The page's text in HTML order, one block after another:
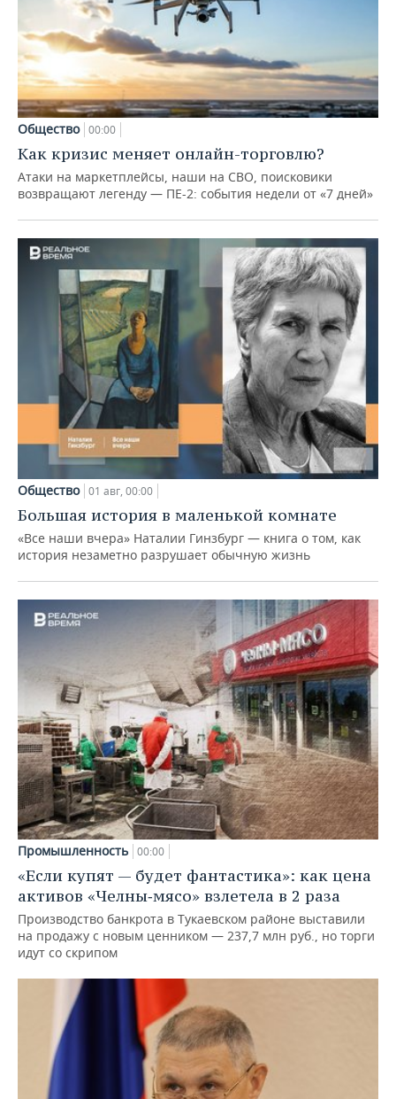
Общество 00:00
Как кризис меняет онлайн-торговлю?
Атаки на маркетплейсы, наши на СВО, поисковики
возвращают легенду — ПЕ-2: события недели от «7 дней»
Общество 01 авг, 00:00
Большая история в маленькой комнате
«Все наши вчера» Наталии Гинзбург — книга о том, как
история незаметно разрушает обычную жизнь
Промышленность 00:00
«Если купят — будет фантастика»: как цена
активов «Челны‑мясо» взлетела в 2 раза
Производство банкрота в Тукаевском районе выставили
на продажу с новым ценником — 237,7 млн руб., но торги
идут со скрипом